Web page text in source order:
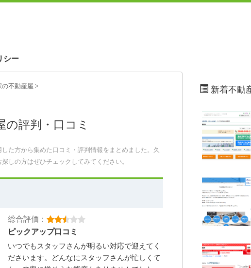
シー
の不動産屋 >
の評判・口コミ
た方から集めた口コミ・評判情報をまとめました。久
しの方はぜひチェックしてみてください。
総合評価：
ピックアップ口コミ
いつでもスタッフさんが明るい対応で迎えてく
ださいます。どんなにスタッフさんが忙しくて
新着不動